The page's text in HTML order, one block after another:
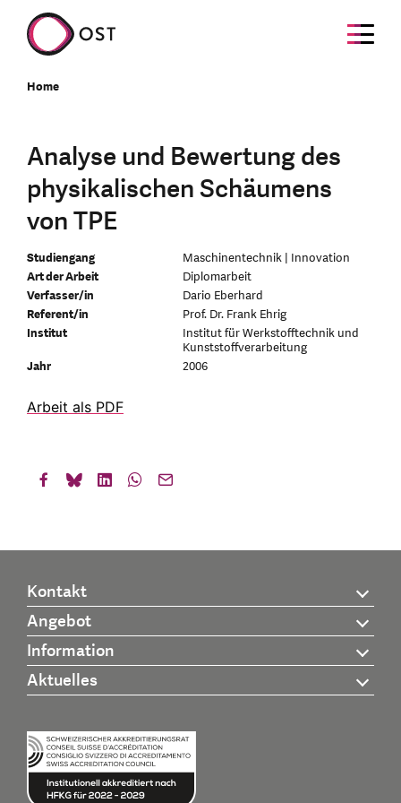
Home
Analyse und Bewertung des
physikalischen Schäumens
von TPE
Studiengang
Maschinentechnik | Innovation
Art der Arbeit
Diplomarbeit
Verfasser/in
Dario Eberhard
Referent/in
Prof. Dr. Frank Ehrig
Institut
Institut für Werkstofftechnik und
Kunststoffverarbeitung
Jahr
2006
Arbeit als PDF
Kontakt
Angebot
Information
Aktuelles